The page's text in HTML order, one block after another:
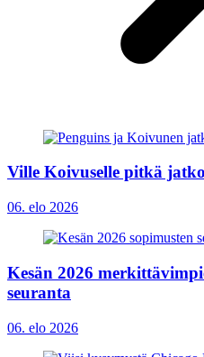
Ville Koivuselle pitkä
06. elo 2026
Kesän 2026
seuranta
06. elo 2026